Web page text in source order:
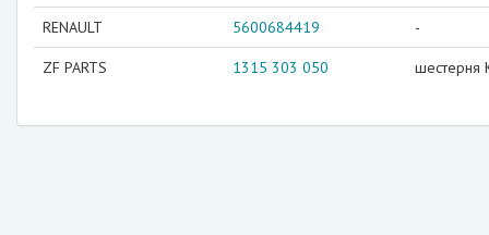
RENAULT 5600684419 -
ZF PARTS 1315 303 050 шестерня